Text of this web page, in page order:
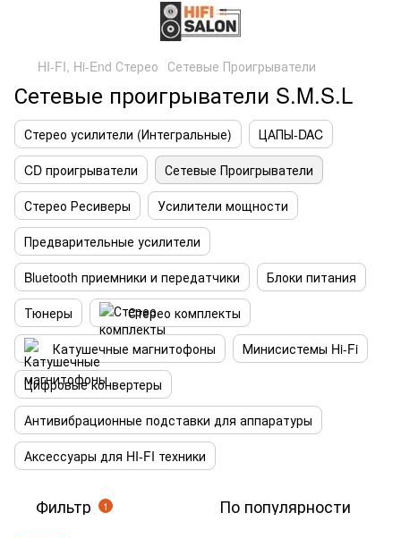
HI-FI, Hi-End Стерео Сетевые Проигрыватели
Сетевые проигрыватели S.M.S.L
Стерео усилители (Интегральные)
ЦАПЫ-DAC
CD проигрыватели
Сетевые Проигрыватели
Стерео Ресиверы
Усилители мощности
Предварительные усилители
Bluetooth приемники и передатчики
Блоки питания
Тюнеры
Стерео комплекты
Катушечные магнитофоны
Минисистемы Hi-Fi
Цифровые конвертеры
Антивибрационные подставки для аппаратуры
Аксессуары для HI-FI техники
Фильтр 1 По популярности